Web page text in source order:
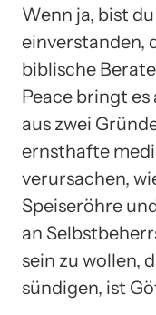
Wenn ja, bist
einverstanden,
biblische
Peace bringt es
aus zwei
ernsthafte
verursachen,
Speiseröhre
an
sein zu wollen,
sündigen, ist